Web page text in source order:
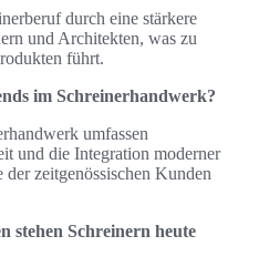
durch eine stärkere
und Architekten, was zu
führt.
im Schreinerhandwerk?
umfassen
und die Integration moderner
zeitgenössischen Kunden
stehen Schreinern heute